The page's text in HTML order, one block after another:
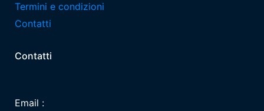
Termini e condizioni
Contatti
Contatti
Email :